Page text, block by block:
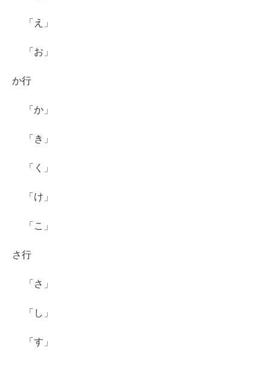
「え」
「お」
か行
「か」
「き」
「く」
「け」
「こ」
さ行
「さ」
「し」
「す」